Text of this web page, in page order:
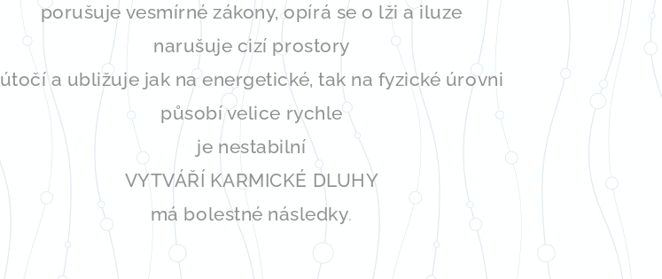
porušuje vesmírné zákony, opírá se o lži a iluze
narušuje cizí prostory
útočí a ubližuje jak na energetické, tak na fyzické úrovni
působí velice rychle
je nestabilní
VYTVÁŘÍ KARMICKÉ DLUHY
má bolestné následky.